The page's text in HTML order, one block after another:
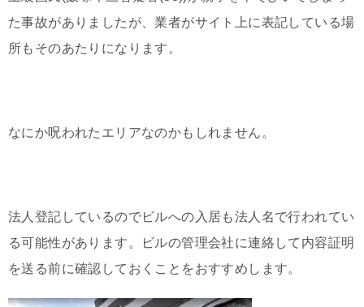
た事故がありましたが、業者がサイト上に表記している場
所もそのあたりになります。
なにか呪われたエリアなのかもしれません。
法人登記しているのでビルへの入居も法人名で行われてい
る可能性があります。ビルの管理会社に連絡して内容証明
を送る前に確認しておくことをおすすめします。